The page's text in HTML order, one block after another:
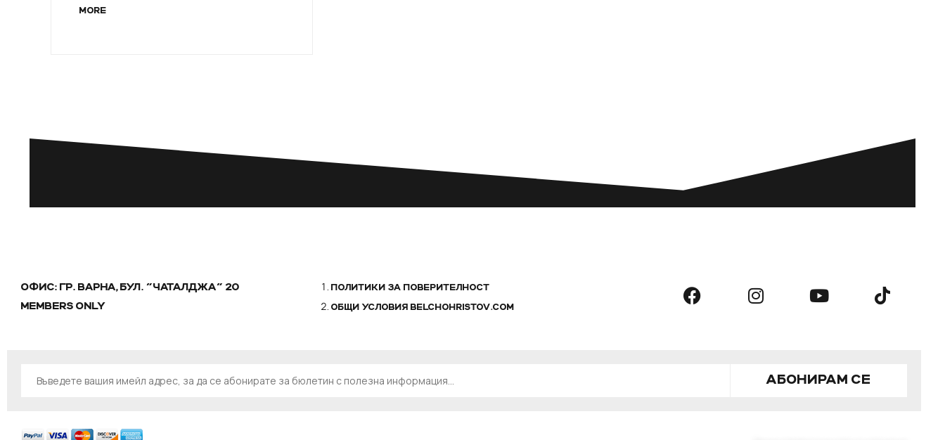
MORE
ОФИС: ГР. ВАРНА, БУЛ. "ЧАТАЛДЖА" 20
MEMBERS ONLY
ПОЛИТИКИ ЗА ПОВЕРИТЕЛНОСТ
ОБЩИ УСЛОВИЯ BELCHOHRISTOV.COM
АБОНИРАМ СЕ